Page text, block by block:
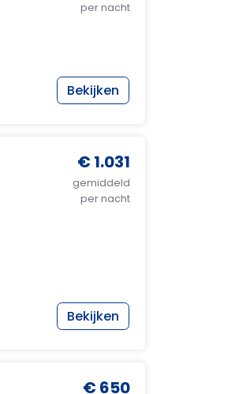
per nacht
Bekijken
€ 1.031
gemiddeld
per nacht
Bekijken
€ 650